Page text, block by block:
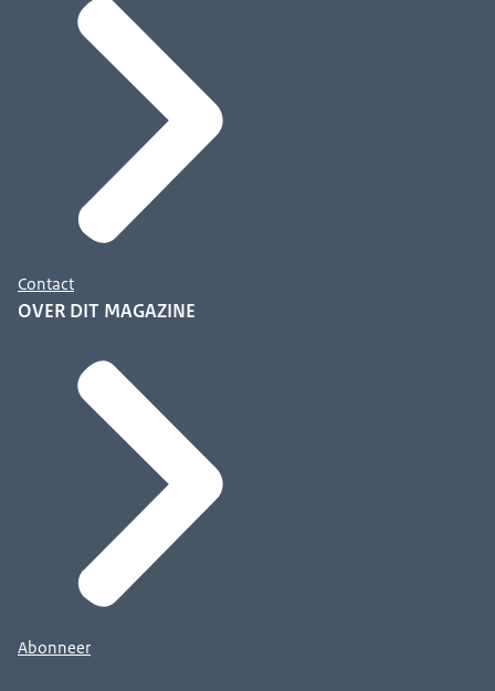
Contact
OVER DIT MAGAZINE
Abonneer